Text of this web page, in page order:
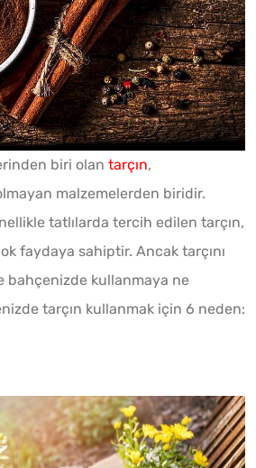
biri olan tarçın,
malzemelerden biridir.
tatlılarda tercih edilen tarçın,
faydaya sahiptir. Ancak tarçını
bahçenizde kullanmaya ne
tarçın kullanmak için 6 neden: